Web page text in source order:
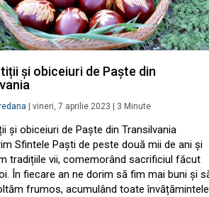
și obiceiuri de Paște din
vineri, 7 aprilie 2023 3 Minute
și obiceiuri de Paște din Transilvania
Sfintele Paști de peste două mii de ani și
tradițiile vii, comemorând sacrificiul făcut
În fiecare an ne dorim să fim mai buni și
frumos, acumulând toate învățămintele